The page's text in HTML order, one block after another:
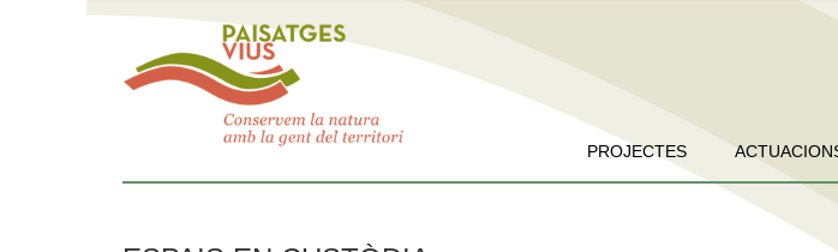
PROJECTES